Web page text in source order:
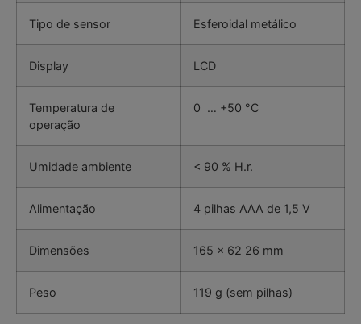
Tipo de sensor Esferoidal metálico
Display LCD
Temperatura de
operação
0 … +50 °C
Umidade ambiente < 90 % H.r.
Alimentação 4 pilhas AAA de 1,5 V
Dimensões 165 x 62 26 mm
Peso 119 g (sem pilhas)